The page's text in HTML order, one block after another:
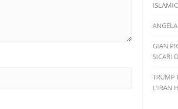
GIAN
SICARI
TRUMP
L’IRAN